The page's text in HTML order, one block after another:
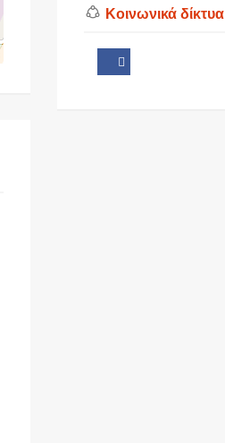
Κοινωνικά δίκτυα